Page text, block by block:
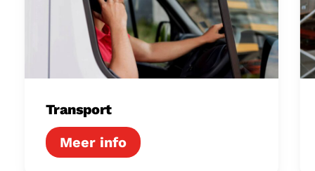
Transport